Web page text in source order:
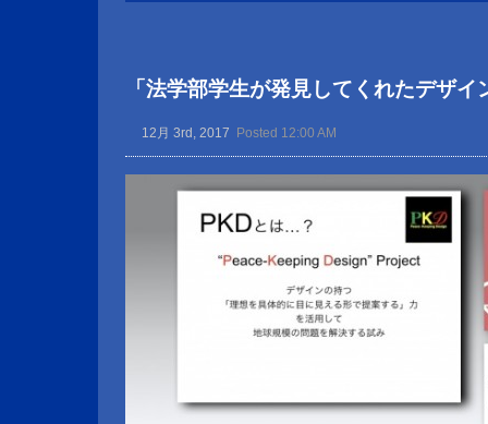
「法学部学生が発見してくれたデザイ
12月 3rd, 2017 Posted 12:00 AM